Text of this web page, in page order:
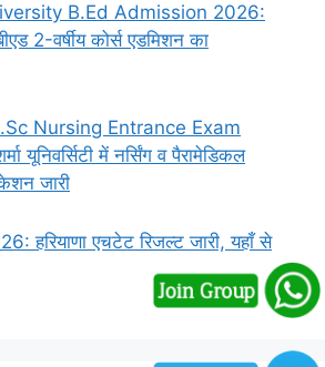
B.Ed Admission 2026:
2-वर्षीय कोर्स एडमिशन का
Nursing Entrance Exam
यूनिवर्सिटी में नर्सिंग व पैरामेडिकल
जारी
हरियाणा एचटेट रिजल्ट जारी, यहाँ से